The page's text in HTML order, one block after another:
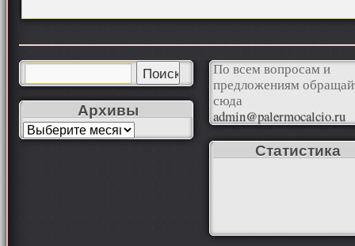
Архивы
По всем вопросам и
предложениям
сюда
admin@palermocalcio.ru
Статистика